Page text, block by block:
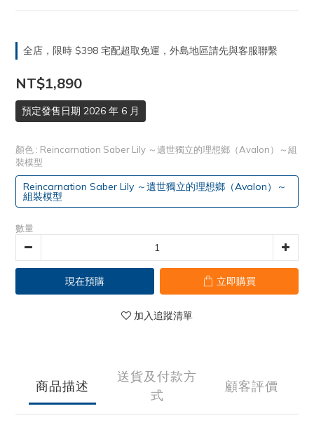
全店，限時 $398 宅配超取免運，外島地區請先與客服聯繫
NT$1,890
預定發售日期 2026 年 6 月
顏色 : Reincarnation Saber Lily ～遺世獨立的理想鄉（Avalon）～組
裝模型
Reincarnation Saber Lily ～遺世獨立的理想鄉（Avalon）～
組裝模型
數量
現在預購 立即購買
加入追蹤清單
商品描述
送貨及付款方
式
顧客評價